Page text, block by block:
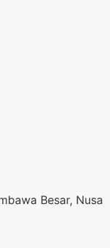
Besar, Nusa